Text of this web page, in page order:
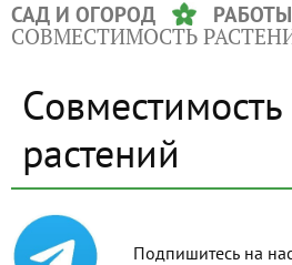
САД И ОГОРОД
СОВМЕСТИМОСТЬ
Совместимость
растений